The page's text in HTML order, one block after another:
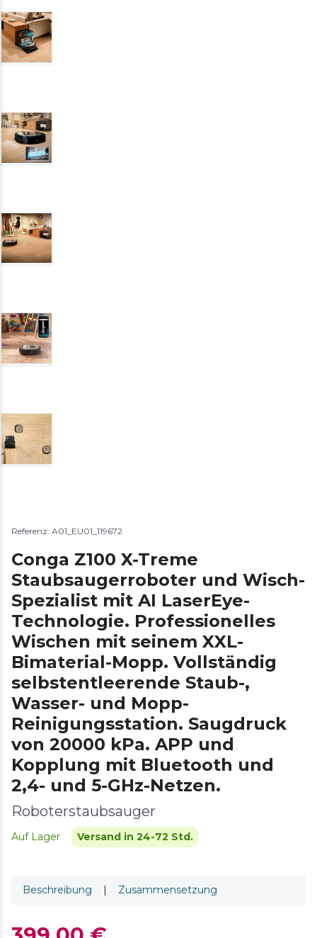
Referenz: A01_EU01_119672
Conga Z100 X-Treme
Staubsaugerroboter und Wisch-
Spezialist mit AI LaserEye-
Technologie. Professionelles
Wischen mit seinem XXL-
Bimaterial-Mopp. Vollständig
selbstentleerende Staub-,
Wasser- und Mopp-
Reinigungsstation. Saugdruck
von 20000 kPa. APP und
Kopplung mit Bluetooth und
2,4- und 5-GHz-Netzen.
Roboterstaubsauger
Auf Lager Versand in 24-72 Std.
Beschreibung | Zusammensetzung